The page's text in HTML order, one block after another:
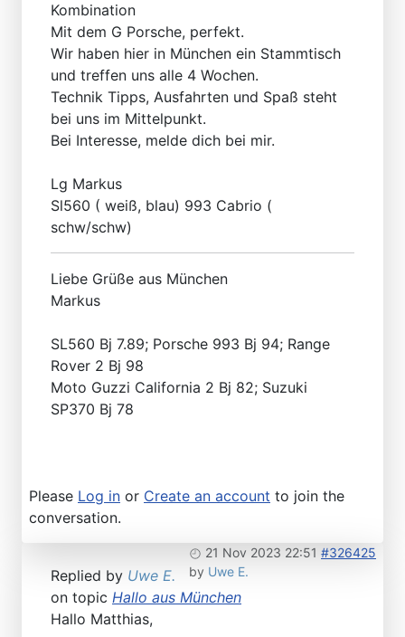
Kombination
Mit dem G Porsche, perfekt.
Wir haben hier in München ein Stammtisch
und treffen uns alle 4 Wochen.
Technik Tipps, Ausfahrten und Spaß steht
bei uns im Mittelpunkt.
Bei Interesse, melde dich bei mir.
Lg Markus
Sl560 ( weiß, blau) 993 Cabrio (
schw/schw)
Liebe Grüße aus München
Markus
SL560 Bj 7.89; Porsche 993 Bj 94; Range
Rover 2 Bj 98
Moto Guzzi California 2 Bj 82; Suzuki
SP370 Bj 78
Please Log in or Create an account to join the
conversation.
21 Nov 2023 22:51 #326425
by Uwe E.
Replied by Uwe E.
on topic Hallo aus München
Hallo Matthias,